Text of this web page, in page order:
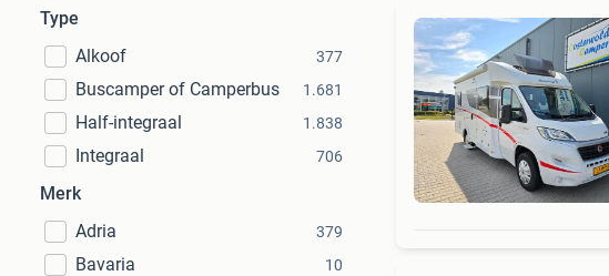
Type
Alkoof
377
Buscamper of Camperbus 1.681
Half-integraal 1.838
Integraal 706
Merk
Adria
379
Bavaria 10